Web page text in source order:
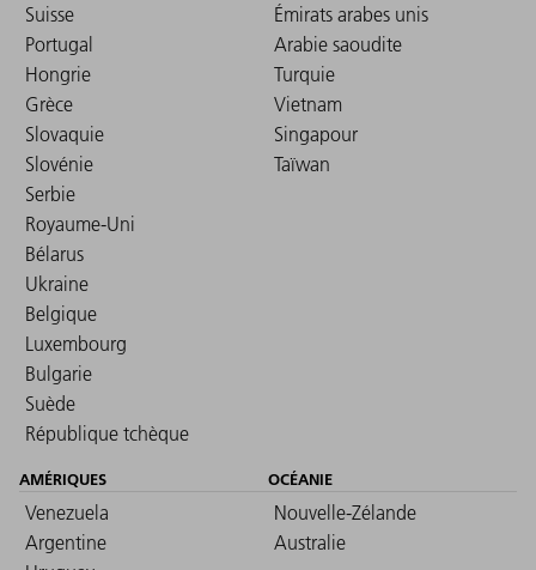
Suisse
Portugal
Hongrie
Grèce
Slovaquie
Slovénie
Serbie
Royaume-Uni
Bélarus
Ukraine
Belgique
Luxembourg
Bulgarie
Suède
République tchèque
Émirats arabes unis
Arabie saoudite
Turquie
Vietnam
Singapour
Taïwan
AMÉRIQUES
Venezuela
Argentine
OCÉANIE
Nouvelle-Zélande
Australie